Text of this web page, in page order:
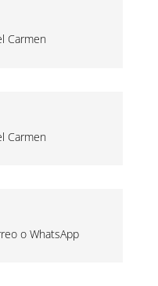
Carmen
Carmen
o WhatsApp